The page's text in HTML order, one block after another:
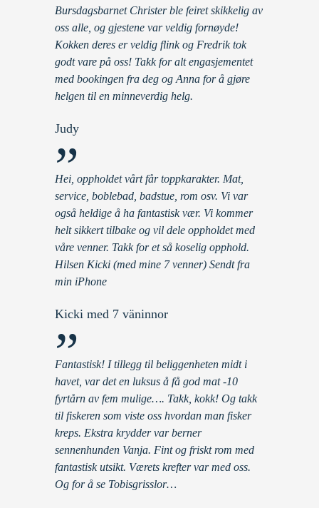
Bursdagsbarnet Christer ble feiret skikkelig av
oss alle, og gjestene var veldig fornøyde!
Kokken deres er veldig flink og Fredrik tok
godt vare på oss! Takk for alt engasjementet
med bookingen fra deg og Anna for å gjøre
helgen til en minneverdig helg.
Judy
”
Hei, oppholdet vårt får toppkarakter. Mat,
service, boblebad, badstue, rom osv. Vi var
også heldige å ha fantastisk vær. Vi kommer
helt sikkert tilbake og vil dele oppholdet med
våre venner. Takk for et så koselig opphold.
Hilsen Kicki (med mine 7 venner) Sendt fra
min iPhone
Kicki med 7 väninnor
”
Fantastisk! I tillegg til beliggenheten midt i
havet, var det en luksus å få god mat -10
fyrtårn av fem mulige…. Takk, kokk! Og takk
til fiskeren som viste oss hvordan man fisker
kreps. Ekstra krydder var berner
sennenhunden Vanja. Fint og friskt rom med
fantastisk utsikt. Værets krefter var med oss.
Og for å se Tobisgrisslor…